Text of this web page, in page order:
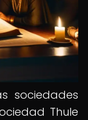
sociedades
Thule